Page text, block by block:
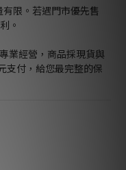
限。若遇門市優先售
。
業經營，商品採現貨與
支付，給您最完整的保